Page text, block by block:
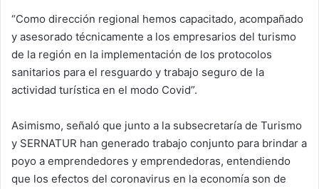
“Como dirección regional hemos capacitado, acompañado
y asesorado técnicamente a los empresarios del turismo
de la región en la implementación de los protocolos
sanitarios para el resguardo y trabajo seguro de la
actividad turística en el modo Covid”.
Asimismo, señaló que junto a la subsecretaría de Turismo
y SERNATUR han generado trabajo conjunto para brindar a
poyo a emprendedores y emprendedoras, entendiendo
que los efectos del coronavirus en la economía son de